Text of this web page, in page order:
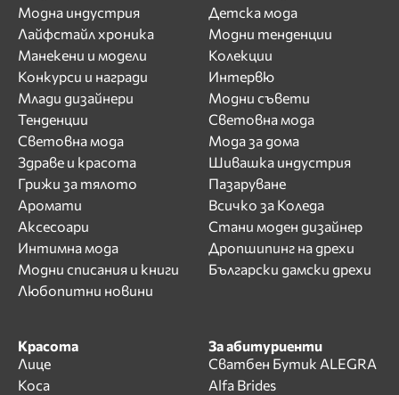
Модна индустрия
Лайфстайл хроника
Манекени и модели
Конкурси и награди
Млади дизайнери
Тенденции
Световна мода
Здраве и красота
Грижи за тялото
Аромати
Аксесоари
Интимна мода
Модни списания и книги
Любопитни новини
Детска мода
Модни тенденции
Колекции
Интервю
Модни съвети
Световна мода
Мода за дома
Шивашка индустрия
Пазаруване
Всичко за Коледа
Стани моден дизайнер
Дропшипинг на дрехи
Български дамски дрехи
Красота
Лице
Коса
За абитуриенти
Сватбен Бутик ALEGRA
Alfa Brides